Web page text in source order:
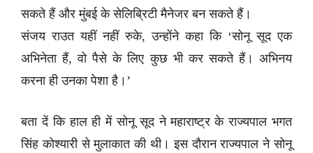
सकते हैं और मुंबई के सेलिब्रिटी मैनेजर बन सकते हैं।
संजय राउत यहीं नहीं रुके, उन्होंने कहा कि ‘सोनू सूद एक
अभिनेता हैं, वो पैसे के लिए कुछ भी कर सकते हैं। अभिनय
करना ही उनका पेशा है।’
बता दें कि हाल ही में सोनू सूद ने महाराष्ट्र के राज्यपाल भगत
सिंह कोश्यारी से मुलाकात की थी। इस दौरान राज्यपाल ने सोनू